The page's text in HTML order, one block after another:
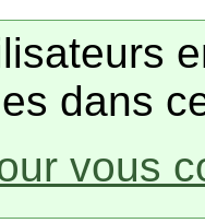
dans
vous